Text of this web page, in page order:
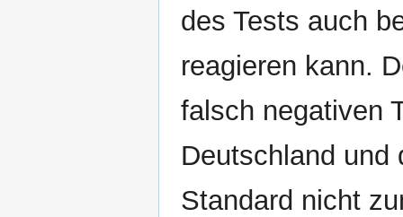
des Tests auch
reagieren kann.
falsch negativen
Deutschland und
Standard nicht